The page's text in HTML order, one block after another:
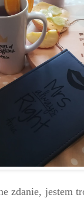
zdanie, jestem